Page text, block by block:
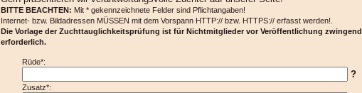
BITTE BEACHTEN: Mit * gekennzeichnete Felder sind Pflichtangaben!
Internet- bzw. Bildadressen MÜSSEN mit dem Vorspann HTTP:// bzw. HTTPS:// erfasst werden!.
Die Vorlage der Zuchttauglichkeitsprüfung ist für Nichtmitglieder vor Veröffentlichung zwingend
erforderlich.
Rüde*:
?
Zusatz*:
··· Besuchen Sie auch unsereOrtsgruppen und Vereine
······